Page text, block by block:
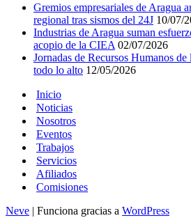
Gremios empresariales de Aragua
regional tras sismos del 24J 10/07/
Industrias de Aragua suman
acopio de la CIEA 02/07/2026
Jornadas de Recursos Humanos
todo lo alto 12/05/2026
Inicio
Noticias
Nosotros
Eventos
Trabajos
Servicios
Afiliados
Comisiones
Neve | Funciona gracias a WordPress